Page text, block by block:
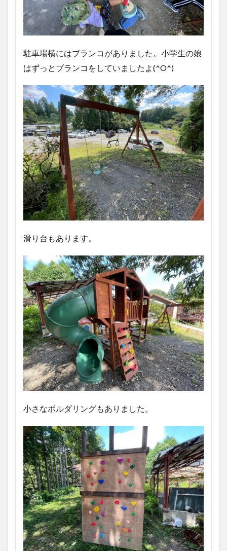
駐車場横にはブランコがありました。小学生の娘
はずっとブランコをしていましたよ(^O^)
滑り台もあります。
小さなボルダリングもありました。